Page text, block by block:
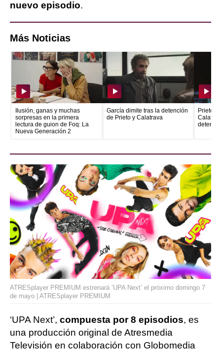
nuevo episodio.
Más Noticias
Ilusión, ganas y muchas
sorpresas en la primera
lectura de guion de Foq: La
Nueva Generación 2
García dimite tras la detención
de Prieto y Calatrava
Prieto
ATRESplayer PREMIUM estrenará ‘UPA Next’ el próximo domingo 7
de mayo | ATRESplayer PREMIUM
‘UPA Next’, compuesta por 8 episodios, es
una producción original de Atresmedia
Televisión en colaboración con Globomedia